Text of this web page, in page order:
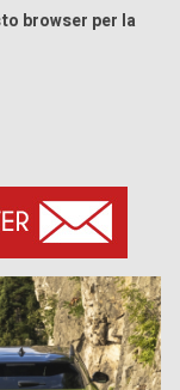
browser per la